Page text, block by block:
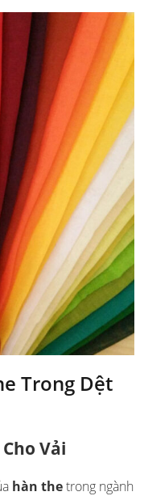
Trong Dệt
Vải
hàn thetrong ngành